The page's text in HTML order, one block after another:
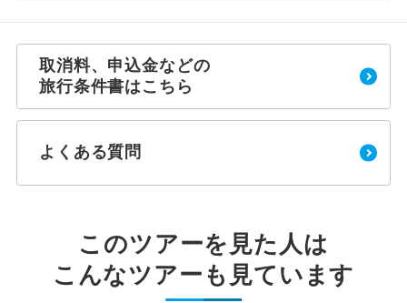
取消料、申込金などの
旅行条件書はこちら
よくある質問
このツアーを見た人は
こんなツアーも見ています